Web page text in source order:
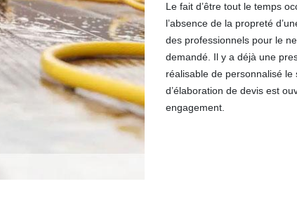
Le fait d’être tout le temps
l’absence de la propreté
des professionnels pour le
demandé. Il y a déjà une
réalisable de personnalisé
d’élaboration de devis est
engagement.